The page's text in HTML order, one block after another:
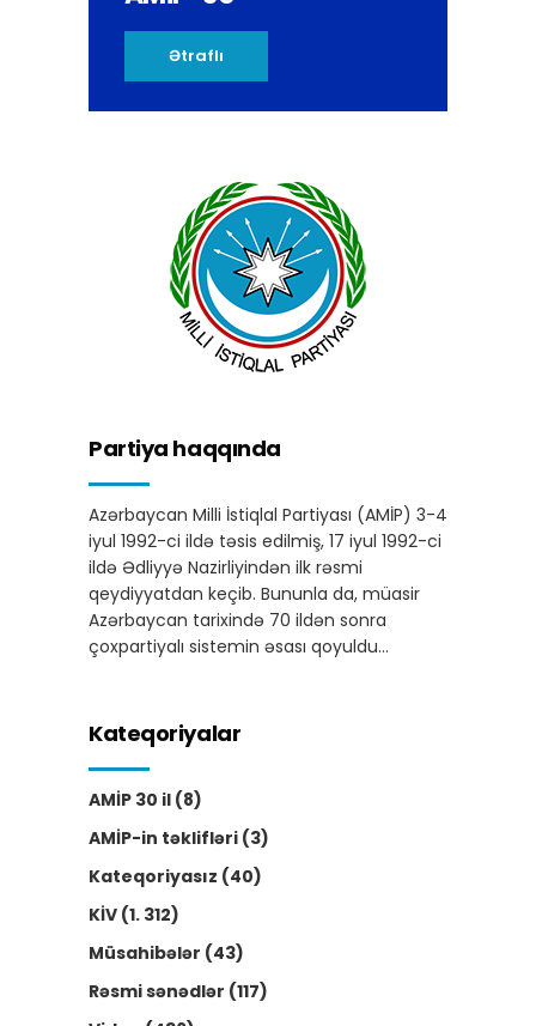
Ətraflı
Partiya haqqında
Azərbaycan Milli İstiqlal Partiyası (AMİP) 3-4
iyul 1992-ci ildə təsis edilmiş, 17 iyul 1992-ci
ildə Ədliyyə Nazirliyindən ilk rəsmi
qeydiyyatdan keçib. Bununla da, müasir
Azərbaycan tarixində 70 ildən sonra
çoxpartiyalı sistemin əsası qoyuldu…
Kateqoriyalar
AMİP 30 il (8)
AMİP-in təklifləri (3)
Kateqoriyasız (40)
KİV (1. 312)
Müsahibələr (43)
Rəsmi sənədlər (117)